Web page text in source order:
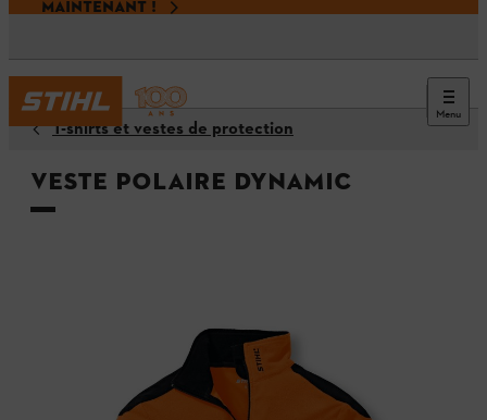
MAINTENANT !
Menu
T-shirts et vestes de protection
Veste polaire DYNAMIC